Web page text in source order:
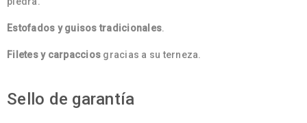
Estofados y guisos tradicionales.
Filetes y carpaccios gracias a su terneza.
Sello de garantía